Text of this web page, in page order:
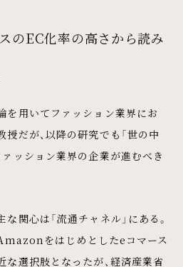
のEC化率の高さから読み
を用いてファッション業界にお
だが、以降の研究でも「世の中
ッション業界の企業が進むべき
関心は「流通チャネル」にある。
Amazonをはじめとしたeコマース
選択肢となったが、経済産業省